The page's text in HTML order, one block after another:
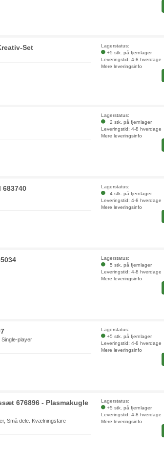
Set
Lagerstatus:
+5 stk. på fjernlager
Leveringstid: 4-8 hverdage
Mere leveringsinfo
Lagerstatus:
2 stk. på fjernlager
Leveringstid: 4-8 hverdage
Mere leveringsinfo
Lagerstatus:
4 stk. på fjernlager
Leveringstid: 4-8 hverdage
Mere leveringsinfo
Lagerstatus:
5 stk. på fjernlager
Leveringstid: 4-8 hverdage
Mere leveringsinfo
player
Lagerstatus:
+5 stk. på fjernlager
Leveringstid: 4-8 hverdage
Mere leveringsinfo
676896 - Plasmakugle
Små dele. Kvælningsfare
Lagerstatus:
+5 stk. på fjernlager
Leveringstid: 4-8 hverdage
Mere leveringsinfo